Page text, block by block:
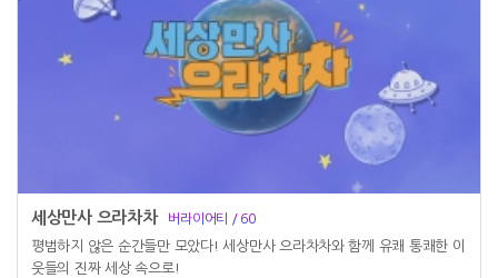
세상만사 으라차차 버라이어티 / 60
평범하지 않은 순간들만 모았다! 세상만사 으라차차와 함께 유쾌 통쾌한 이
웃들의 진짜 세상 속으로!